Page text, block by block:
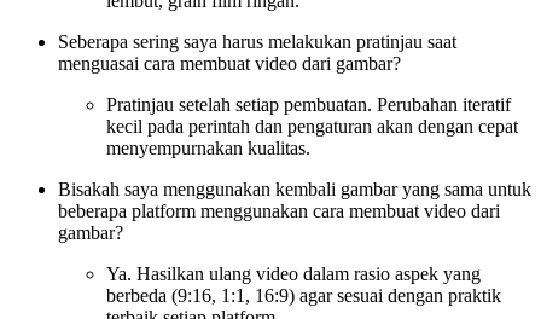
Seberapa sering saya harus melakukan pratinjau saat
menguasai cara membuat video dari gambar?
Pratinjau setelah setiap pembuatan. Perubahan iteratif
kecil pada perintah dan pengaturan akan dengan cepat
menyempurnakan kualitas.
Bisakah saya menggunakan kembali gambar yang sama untuk
beberapa platform menggunakan cara membuat video dari
gambar?
Ya. Hasilkan ulang video dalam rasio aspek yang
berbeda (9:16, 1:1, 16:9) agar sesuai dengan praktik